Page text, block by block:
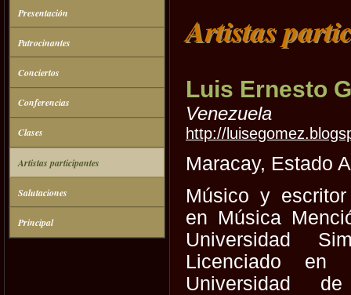
Presentación
Patrocinantes
Conciertos
Conferencias
Clases
Artistas participantes
Salutaciones
Principal
Artistas
Luis Ernesto
Venezuela
http://
Maracay, Estado
Músico y
en Música
Universidad
Licenciado en
Universidad